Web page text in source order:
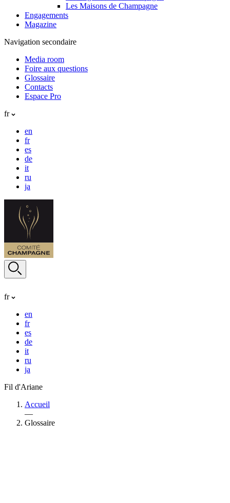
Les Maisons de Champagne
Engagements
Magazine
Navigation secondaire
Media room
Foire aux questions
Glossaire
Contacts
Espace Pro
fr
en
fr
es
de
it
ru
ja
fr
en
fr
es
de
it
ru
ja
Fil d'Ariane
Accueil
—
Glossaire